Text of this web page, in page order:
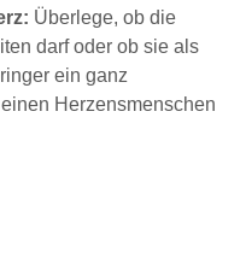
Überlege, ob die
darf oder ob sie als
ein ganz
Herzensmenschen